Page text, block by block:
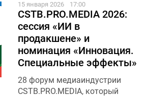
15 января 2026 17:00
CSTB.PRO.MEDIA 2026:
сессия «ИИ в
продакшене» и
номинация «Инновация.
Специальные эффекты»
28 форум медиаиндустрии
CSTB.PRO.MEDIA, который